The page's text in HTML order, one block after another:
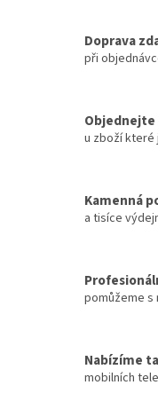
Doprava
při
u zboží které
Kamenná
a tisíce
pomůžeme s
Nabízíme
mobilních